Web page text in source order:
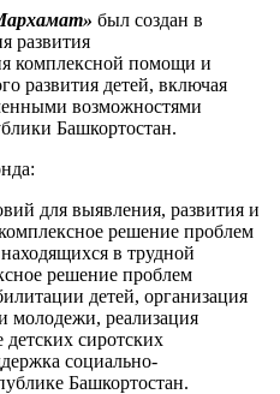
был создан в
развития
комплексной помощи и
развития детей, включая
возможностями
Башкортостан.
для выявления, развития и
решение проблем
в трудной
решение проблем
детей, организация
молодежи, реализация
сиротских
социально-
Башкортостан.